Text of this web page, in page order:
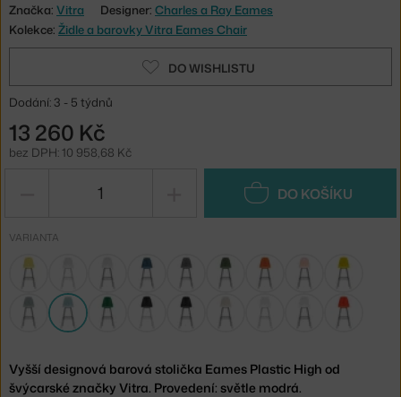
Značka: Vitra Designer: Charles a Ray Eames
Kolekce: Židle a barovky Vitra Eames Chair
DO WISHLISTU
Dodání: 3 - 5 týdnů
13 260 Kč
bez DPH: 10 958,68 Kč
DO KOŠÍKU
VARIANTA
Vyšší designová barová stolička Eames Plastic High od
švýcarské značky Vitra. Provedení: světle modrá.